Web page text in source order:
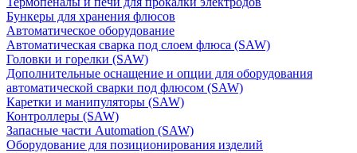
Бункеры для хранения флюсов
Автоматическое оборудование
Автоматическая сварка под слоем флюса (SAW)
Головки и горелки (SAW)
Дополнительные оснащение и опции для оборудования
автоматической сварки под флюсом (SAW)
Каретки и манипуляторы (SAW)
Контроллеры (SAW)
Запасные части Automation (SAW)
Оборудование для позиционирования изделий